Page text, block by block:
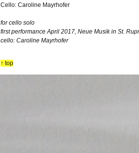
Cello: Caroline Mayrhofer
for cello solo
first performance April 2017, Neue Musik in St.
cello: Caroline Mayrhofer
↑ top